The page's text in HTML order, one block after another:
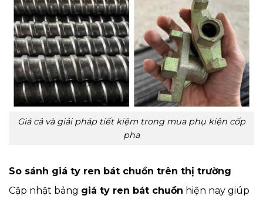
Giá cả và giải pháp tiết kiệm trong mua phụ kiện cốp
pha
So sánh giá ty ren bát chuồn trên thị trường
Cập nhật bảng giá ty ren bát chuồn hiện nay giúp